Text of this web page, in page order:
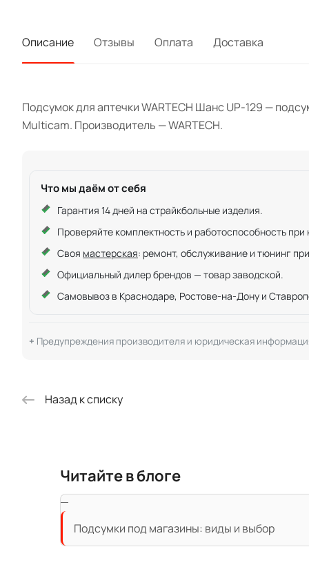
Описание Отзывы Оплата Доставка
Подсумок для аптечки WARTECH Шанс UP-129 —
Multicam. Производитель — WARTECH.
Что мы даём от себя
Гарантия 14 дней на страйкбольные изделия.
Проверяйте комплектность и работоспособность при
Своя мастерская: ремонт, обслуживание и тюнинг
Официальный дилер брендов — товар заводской.
Самовывоз в Краснодаре, Ростове-на-Дону и
Предупреждения производителя и юридическая
Назад к списку
Читайте в блоге
Подсумки под магазины: виды и выбор